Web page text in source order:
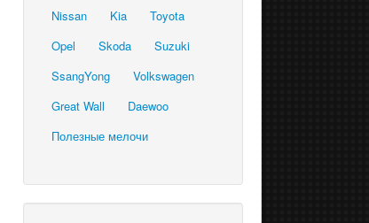
Nissan
Kia
Toyota
Opel
Skoda
Suzuki
SsangYong
Volkswagen
Great Wall
Daewoo
Полезные мелочи